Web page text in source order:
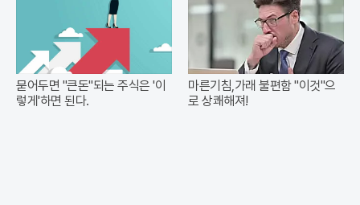
묻어두면 "큰돈"되는 주식은 '이
렇게'하면 된다.
마른기침,가래 불편함 "이것"으
로 상쾌해져!